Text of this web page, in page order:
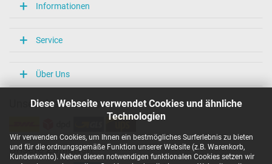
Diese Webseite verwendet Cookies und ähnliche
Technologien
Wir verwenden Cookies, um Ihnen ein bestmögliches Surferlebnis zu bieten
und für die ordnungsgemäße Funktion unserer Website (z.B. Warenkorb,
Kundenkonto). Neben diesen notwendigen funktionalen Cookies setzen wir
Informationen
Service
Über Uns
Unsere Versandarten
Unsere Zahlarten